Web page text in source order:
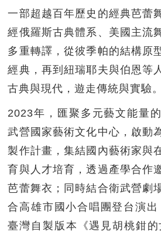
一部超越百年歷史的經典芭蕾
經俄羅斯古典體系、美國主流
多重轉譯，從彼季帕的結構原
經典，再到紐瑞耶夫與伯恩等
古典與現代，遊走傳統與實驗。
2023年，匯聚多元藝文能量
武營國家藝術文化中心，啟動
製作計畫，集結國內藝術家與
育與人才培育，透過產學合作
芭蕾舞衣；同時結合衛武營劇
合高雄市國小合唱團登台演
臺灣自製版本《遇見胡桃鉗